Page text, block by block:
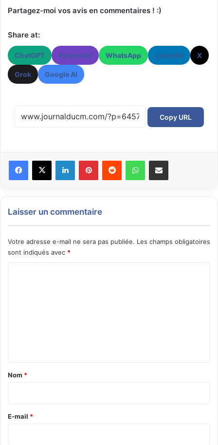
Partagez-moi vos avis en commentaires ! :)
Share at:
ChatGPT Perplexity WhatsApp LinkedIn X
Grok Google AI
Copy URL
Laisser un commentaire
Votre adresse e-mail ne sera pas publiée. Les champs obligatoires
sont indiqués avec *
a
e
Nom *
E-mail *